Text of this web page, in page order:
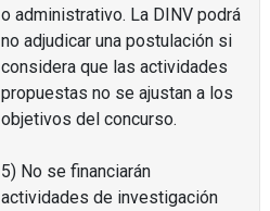
o administrativo. La DINV podrá
no adjudicar una postulación si
considera que las actividades
propuestas no se ajustan a los
objetivos del concurso.
5) No se financiarán
actividades de investigación